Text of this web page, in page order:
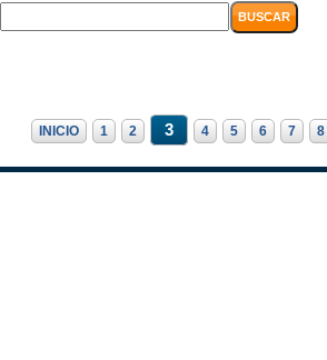
INICIO 1 2 3 4 5 6 7 8